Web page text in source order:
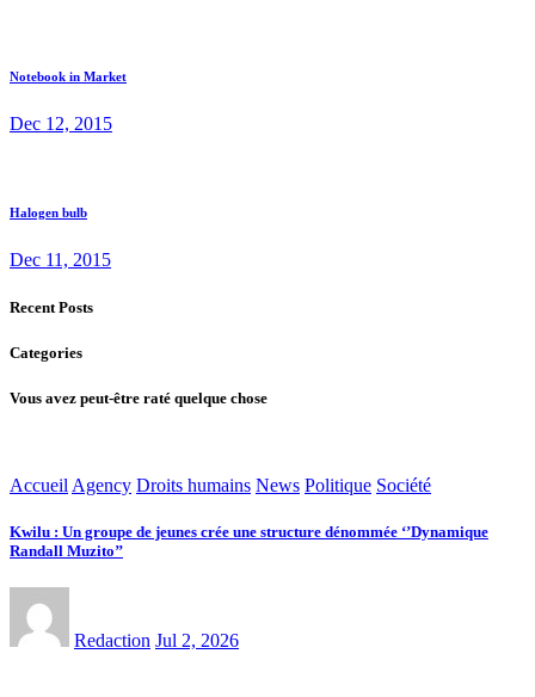
Notebook in Market
Dec 12, 2015
Halogen bulb
Dec 11, 2015
Recent Posts
Categories
Vous avez peut-être raté quelque chose
Accueil Agency Droits humains News Politique Société
Kwilu : Un groupe de jeunes crée une structure dénommée ‘’Dynamique
Randall Muzito’’
Redaction Jul 2, 2026